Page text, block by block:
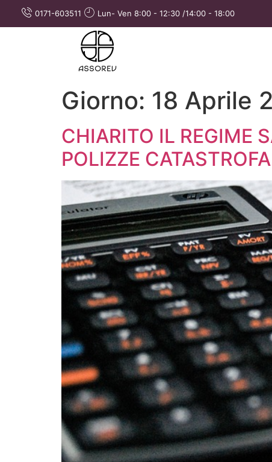
0171-603511 Lun- Ven 8:00 - 12:30 /14:00 - 18:00
Giorno: 18 Aprile
CHIARITO IL REGIME
POLIZZE